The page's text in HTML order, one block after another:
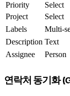
Priority
Select
Project
Select
Labels
Multi-
Description Text
Assignee
Person
연락처 동기화